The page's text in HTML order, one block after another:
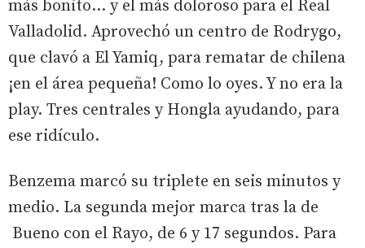
más bonito... y el más doloroso para el Real
Valladolid. Aprovechó un centro de Rodrygo,
que clavó a El Yamiq, para rematar de chilena
¡en el área pequeña! Como lo oyes. Y no era la
play. Tres centrales y Hongla ayudando, para
ese ridículo.
Benzema marcó su triplete en seis minutos y
medio. La segunda mejor marca tras la de
Bueno con el Rayo, de 6 y 17 segundos. Para